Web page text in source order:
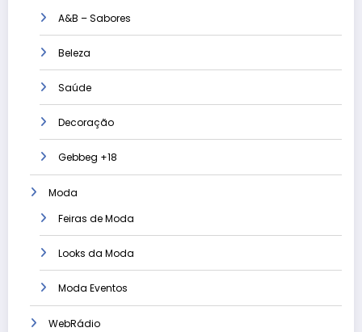
A&B – Sabores
Beleza
Saúde
Decoração
Gebbeg +18
Moda
Feiras de Moda
Looks da Moda
Moda Eventos
WebRádio